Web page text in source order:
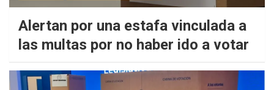
Alertan por una estafa vinculada a
las multas por no haber ido a votar